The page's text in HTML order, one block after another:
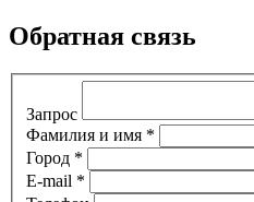
Обратная связь
Запрос
Фамилия и имя *
Город *
E-mail *